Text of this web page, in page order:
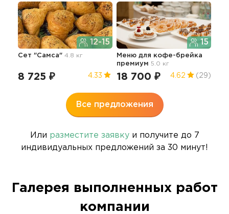
12-15
Сет "Самса" 4.8 кг
8 725 ₽ 4.33
15
Меню для кофе-брейка
премиум 5.0 кг
18 700 ₽ 4.62 (29)
Все предложения
Или разместите заявкуи получите до 7
индивидуальных предложений за 30 минут!
Галерея выполненных работ
компании